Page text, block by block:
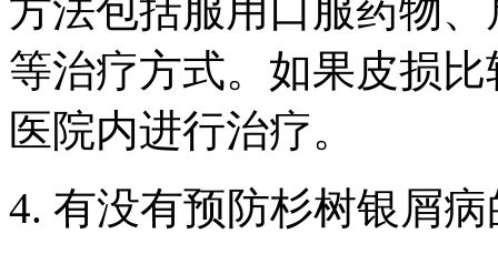
方法包括服用口服药物
等治疗方式。如果皮损
医院内进行治疗。
4. 有没有预防杉树银屑